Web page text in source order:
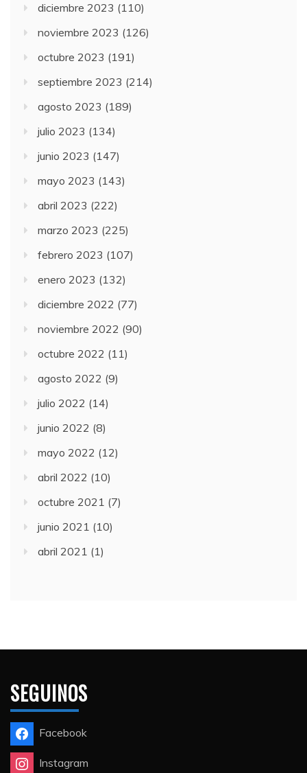
diciembre 2023 (110)
noviembre 2023 (126)
octubre 2023 (191)
septiembre 2023 (214)
agosto 2023 (189)
julio 2023 (134)
junio 2023 (147)
mayo 2023 (143)
abril 2023 (222)
marzo 2023 (225)
febrero 2023 (107)
enero 2023 (132)
diciembre 2022 (77)
noviembre 2022 (90)
octubre 2022 (11)
agosto 2022 (9)
julio 2022 (14)
junio 2022 (8)
mayo 2022 (12)
abril 2022 (10)
octubre 2021 (7)
junio 2021 (10)
abril 2021 (1)
SEGUINOS
Facebook
Instagram